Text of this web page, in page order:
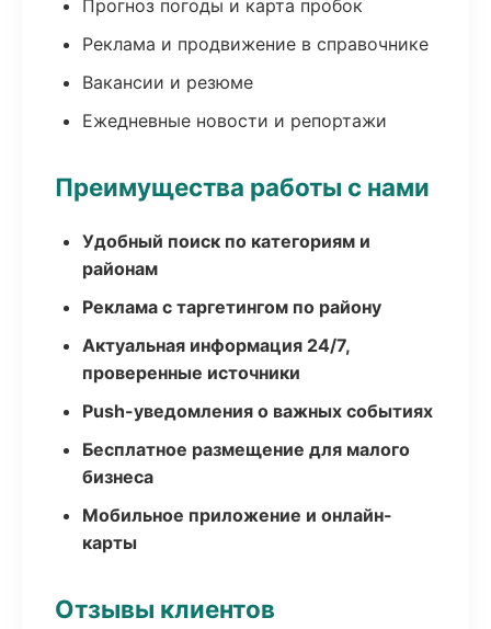
Прогноз погоды и карта пробок
Реклама и продвижение в справочнике
Вакансии и резюме
Ежедневные новости и репортажи
Преимущества работы с нами
Удобный поиск по категориям и
районам
Реклама с таргетингом по району
Актуальная информация 24/7,
проверенные источники
Push-уведомления о важных событиях
Бесплатное размещение для малого
бизнеса
Мобильное приложение и онлайн-
карты
Отзывы клиентов